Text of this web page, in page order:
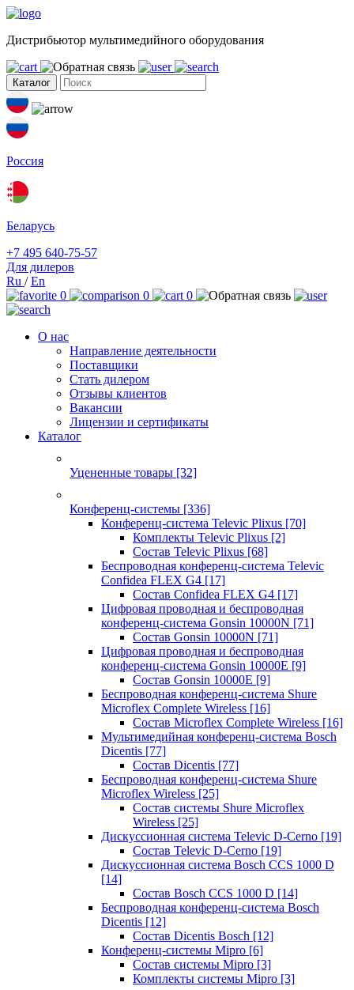
Дистрибьютор мультимедийного оборудования
Каталог
Россия
Беларусь
+7 495 640-75-57
Для дилеров
Ru /En
0
0 0
О нас
Направление деятельности
Поставщики
Стать дилером
Отзывы клиентов
Вакансии
Лицензии и сертификаты
Каталог
Уцененные товары [32]
Конференц-системы [336]
Конференц-система Televic Plixus [70]
Комплекты Televic Plixus [2]
Состав Televic Plixus [68]
Беспроводная конференц-система Televic
Confidea FLEX G4 [17]
Состав Confidea FLEX G4 [17]
Цифровая проводная и беспроводная
конференц-система Gonsin 10000N [71]
Состав Gonsin 10000N [71]
Цифровая проводная и беспроводная
конференц-система Gonsin 10000E [9]
Состав Gonsin 10000E [9]
Беспроводная конференц-система Shure
Microflex Complete Wireless [16]
Состав Microflex Complete Wireless [16]
Мультимедийная конференц-система Bosch
Dicentis [77]
Состав Dicentis [77]
Беспроводная конференц-система Shure
Microflex Wireless [25]
Состав системы Shure Microflex
Wireless [25]
Дискуссионная система Televic D-Cerno [19]
Состав Televic D-Cerno [19]
Дискуссионная система Bosch CCS 1000 D
[14]
Состав Bosch CCS 1000 D [14]
Беспроводная конференц-система Bosch
Dicentis [12]
Состав Dicentis Bosch [12]
Конференц-системы Mipro [6]
Состав системы Mipro [3]
Комплекты системы Mipro [3]